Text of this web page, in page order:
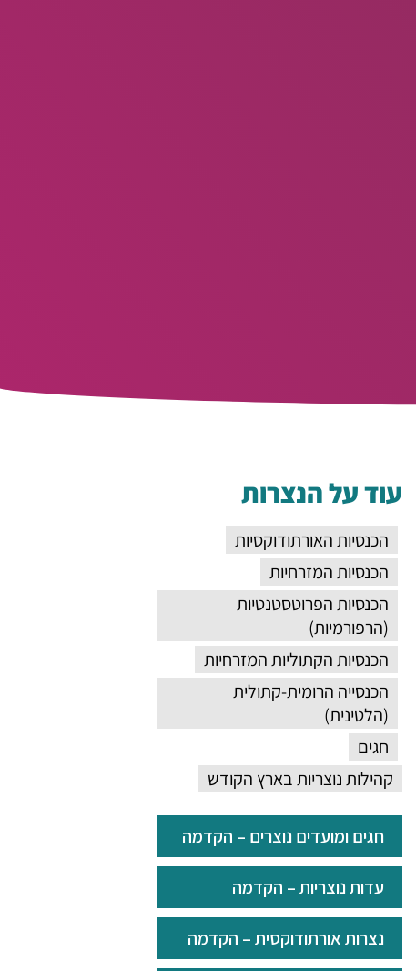
עוד על הנצרות
הכנסיות האורתודוקסיות
הכנסיות המזרחיות
הכנסיות הפרוטסטנטיות
(הרפורמיות)
הכנסיות הקתוליות המזרחיות
הכנסייה הרומית-קתולית
(הלטינית)
חגים
קהילות נוצריות בארץ הקודש
חגים ומועדים נוצרים – הקדמה
עדות נוצריות – הקדמה
נצרות אורתודוקסית – הקדמה